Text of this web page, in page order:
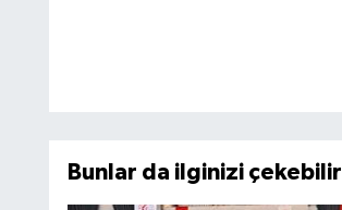
Bunlar da ilginizi çekebilir